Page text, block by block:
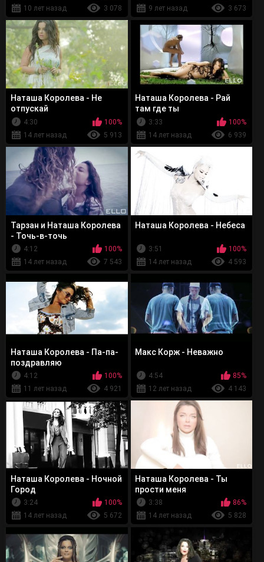
10 лет назад
3 078
9 лет назад
3 673
Наташа Королева - Не
отпускай
4:30
100%
14 лет назад
5 913
Наташа Королева - Рай
там где ты
3:33
100%
14 лет назад
6 939
Тарзан и Наташа Королева
- Точь-в-точь
4:12
100%
14 лет назад
7 543
Наташа Королева - Небеса
3:51
100%
14 лет назад
4 593
Наташа Королева - Па-па-
поздравляю
4:12
100%
11 лет назад
4 921
Макс Корж - Неважно
4:54
85%
12 лет назад
4 143
Наташа Королева - Ночной
Город
3:24
100%
14 лет назад
5 672
Наташа Королева - Ты
прости меня
3:38
86%
14 лет назад
5 828